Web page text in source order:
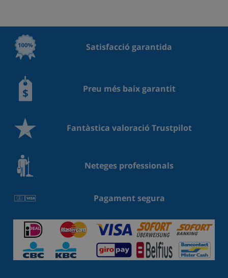
Satisfacció garantida
Preu més baix garantit
Fantàstica valoració Trustpilot
Neteges professionals
Pagament segura